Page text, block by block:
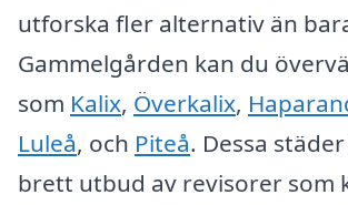
utforska fler alternativ än
Gammelgården kan du
som Kalix, Överkalix,
Luleå, och Piteå. Dessa
brett utbud av revisorer som